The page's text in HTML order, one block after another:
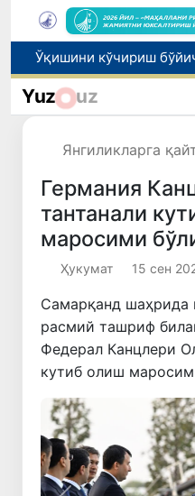
Yuz uz
Янгиликларга
Германия
тантанали
маросими
Ҳукумат 15 сен
Самарқанд шаҳрида
расмий ташриф
Федерал Канцлери
кутиб олиш